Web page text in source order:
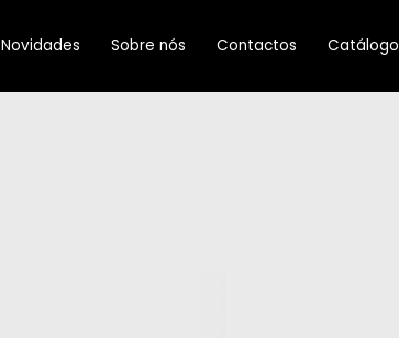
Novidades Sobre nós Contactos Catálogo